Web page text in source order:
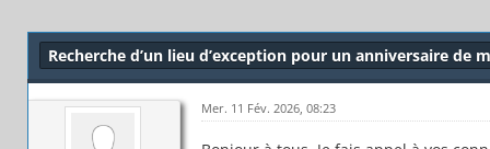
Recherche d’un lieu d’exception pour un anniversaire de
Mer. 11 Fév. 2026, 08:23